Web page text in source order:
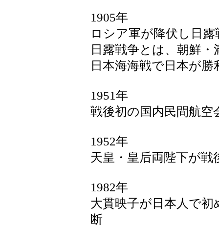
1905年
ロシア軍が降伏し日
日露戦争とは、朝鮮
日本海海戦で日本が
1951年
戦後初の国内民間航空
1952年
天皇・皇后両陛下が
1982年
大貫映子が日本人で
断